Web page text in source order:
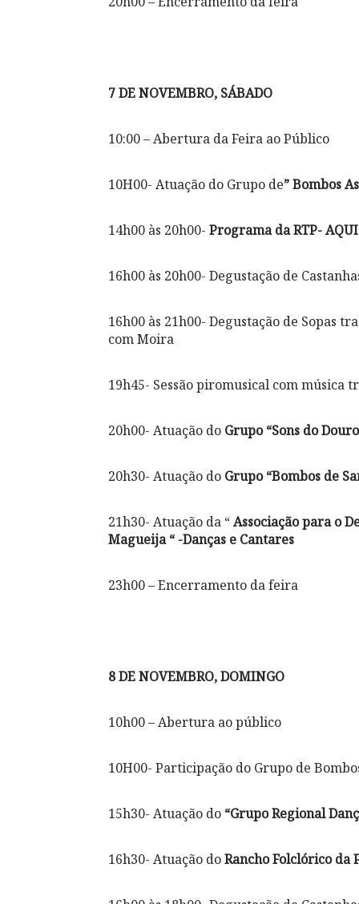
7 DE NOVEMBRO, SÁBADO
10:00 – Abertura da Feira ao Público
10H00- Atuação do Grupo de” Bombos
14h00 às 20h00- Programa da RTP-
16h00 às 20h00- Degustação de
16h00 às 21h00- Degustação de Sopas
com Moira
19h45- Sessão piromusical com música
20h00- Atuação do Grupo “Sons do
20h30- Atuação do Grupo “Bombos de
21h30- Atuação da “Associação para o
Magueija “ -Danças e Cantares
23h00 – Encerramento da feira
8 DE NOVEMBRO, DOMINGO
10h00 – Abertura ao público
10H00- Participação do Grupo de
15h30- Atuação do “Grupo Regional
16h30- Atuação doRancho Folclórico da